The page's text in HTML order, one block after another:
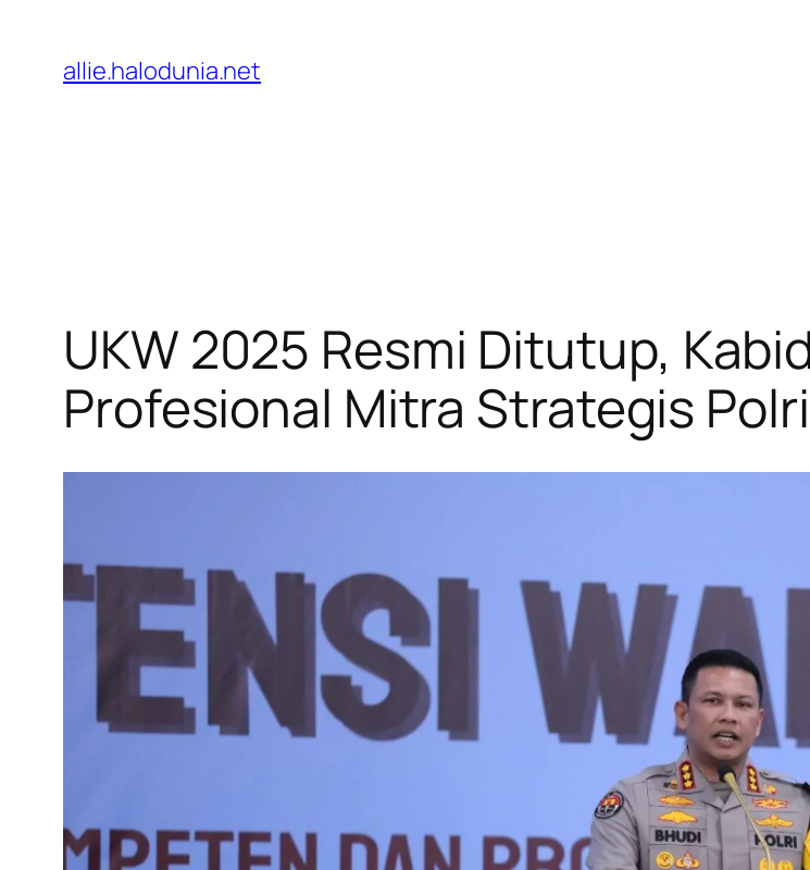
konten
allie.halodunia.net
UKW 2025 Resmi Ditutup,
Profesional Mitra Strategis